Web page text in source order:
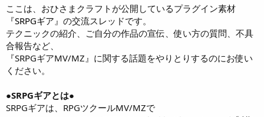
ここは、おひさまクラフトが公開しているプラグイン素材
『SRPGギア 』の交流スレッドです。
テクニックの紹介、ご自分の作品の宣伝、使い方の質問、不具
合報告など、
『SRPGギアMV/MZ』に関する話題をやりとりするのにお使い
ください。
●SRPGギアとは●
SRPGギアは、RPGツクールMV/MZで